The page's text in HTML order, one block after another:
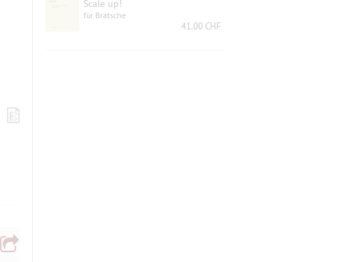
Scale up!
für Bratsche
41.00 CHF